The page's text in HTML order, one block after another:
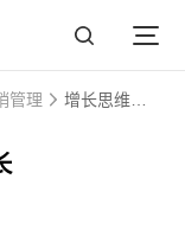
管理